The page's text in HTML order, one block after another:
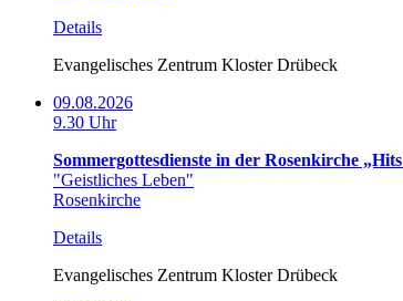
Details
Evangelisches Zentrum Kloster Drübeck
09.08.2026
9.30 Uhr
Sommergottesdienste in der Rosenkirche
"Geistliches Leben"
Rosenkirche
Details
Evangelisches Zentrum Kloster Drübeck